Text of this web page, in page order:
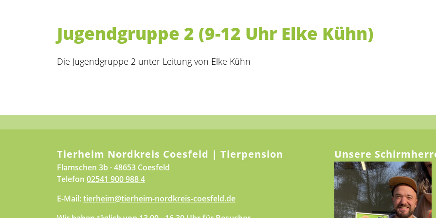
Jugendgruppe 2 (9-12 Uhr Elke Kühn)
Die Jugendgruppe 2 unter Leitung von Elke Kühn
Tierheim Nordkreis Coesfeld | Tierpension
Flamschen 3b · 48653 Coesfeld
Telefon 02541 900 988 4
E-Mail:tierheim@tierheim-nordkreis-coesfeld.de
Unsere